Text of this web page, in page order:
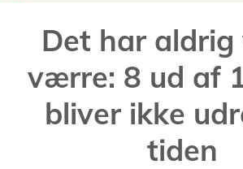
Det har
værre: 8 ud af
bliver ikke
tiden